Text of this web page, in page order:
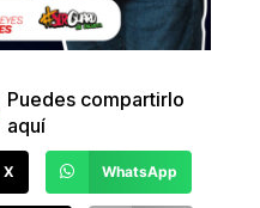
Puedes compartirlo
aquí
X WhatsApp